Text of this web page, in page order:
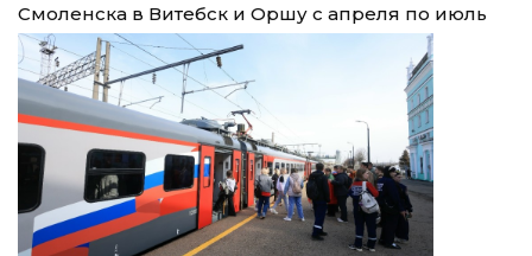
Смоленска в Витебск и Оршу с апреля по июль